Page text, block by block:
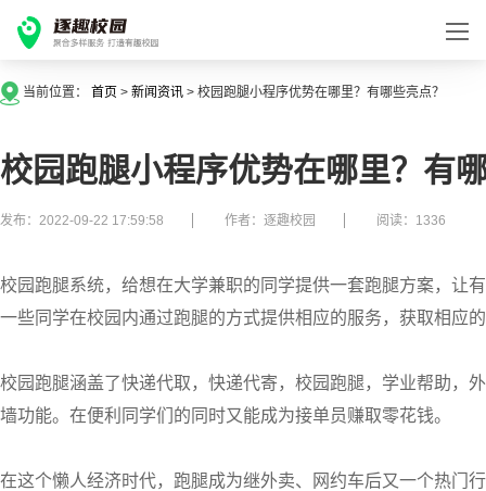
当前位置： 首页 > 新闻资讯 > 校园跑腿小程序优势在哪里？有哪些亮点？
校园跑腿小程序优势在哪里？有
发布：2022-09-22 17:59:58 作者：逐趣校园 阅读：1336
校园跑腿系统，给想在大学兼职的同学提供一套跑腿方案，让
一些同学在校园内通过跑腿的方式提供相应的服务，获取相应
校园跑腿涵盖了快递代取，快递代寄，校园跑腿，学业帮助，
墙功能。在便利同学们的同时又能成为接单员赚取零花钱。
在这个懒人经济时代，跑腿成为继外卖、网约车后又一个热门